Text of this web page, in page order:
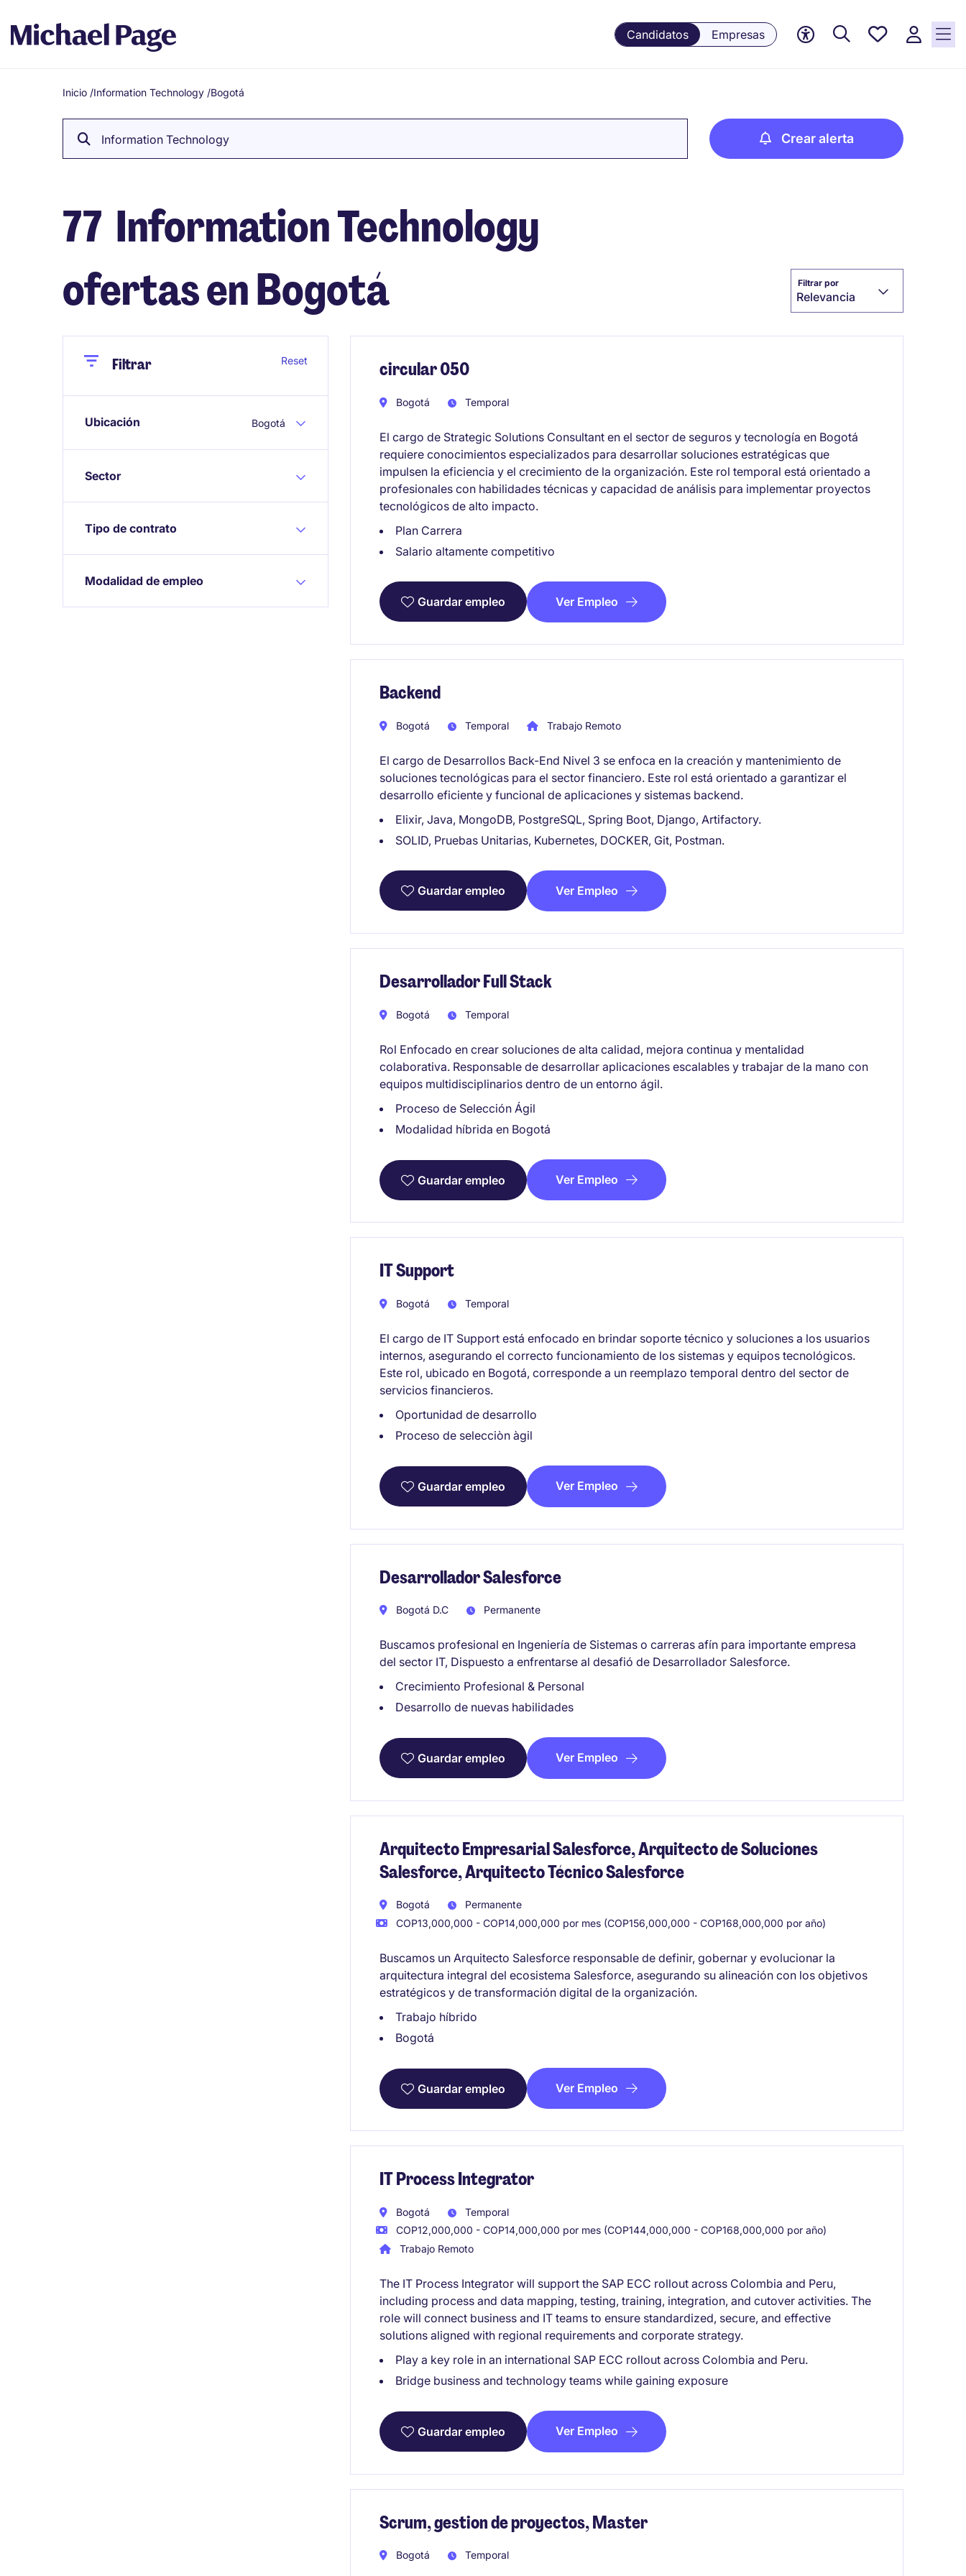
Candidatos Empresas
Empleos
Breadcrumb
Inicio /Information Technology /Bogotá
Information Technology Crear alerta
77 Information Technology
ofertas en Bogotá
Filtrar por
Relevancia
CloseFiltrar Reset
Ubicación Bogotá
Sector
Tipo de contrato
Modalidad de empleo
circular 050
Bogotá Temporal
El cargo de Strategic Solutions Consultant en el sector de seguros y tecnología en Bogotá
requiere conocimientos especializados para desarrollar soluciones estratégicas que
impulsen la eficiencia y el crecimiento de la organización. Este rol temporal está orientado a
profesionales con habilidades técnicas y capacidad de análisis para implementar proyectos
tecnológicos de alto impacto.
Plan Carrera
Salario altamente competitivo
Guardar empleo Ver Empleo
Backend
Bogotá Temporal Trabajo Remoto
El cargo de Desarrollos Back-End Nivel 3 se enfoca en la creación y mantenimiento de
soluciones tecnológicas para el sector financiero. Este rol está orientado a garantizar el
desarrollo eficiente y funcional de aplicaciones y sistemas backend.
Elixir, Java, MongoDB, PostgreSQL, Spring Boot, Django, Artifactory.
SOLID, Pruebas Unitarias, Kubernetes, DOCKER, Git, Postman.
Guardar empleo Ver Empleo
Desarrollador Full Stack
Bogotá Temporal
Rol Enfocado en crear soluciones de alta calidad, mejora continua y mentalidad
colaborativa. Responsable de desarrollar aplicaciones escalables y trabajar de la mano con
equipos multidisciplinarios dentro de un entorno ágil.
Proceso de Selección Ágil
Modalidad híbrida en Bogotá
Guardar empleo Ver Empleo
IT Support
Bogotá Temporal
El cargo de IT Support está enfocado en brindar soporte técnico y soluciones a los usuarios
internos, asegurando el correcto funcionamiento de los sistemas y equipos tecnológicos.
Este rol, ubicado en Bogotá, corresponde a un reemplazo temporal dentro del sector de
servicios financieros.
Oportunidad de desarrollo
Proceso de selecciòn àgil
Guardar empleo Ver Empleo
Desarrollador Salesforce
Bogotá D.C Permanente
Buscamos profesional en Ingeniería de Sistemas o carreras afín para importante empresa
del sector IT, Dispuesto a enfrentarse al desafió de Desarrollador Salesforce.
Crecimiento Profesional & Personal
Desarrollo de nuevas habilidades
Guardar empleo Ver Empleo
Arquitecto Empresarial Salesforce, Arquitecto de Soluciones
Salesforce, Arquitecto Técnico Salesforce
Bogotá
Permanente
COP13,000,000 - COP14,000,000 por mes (COP156,000,000 - COP168,000,000 por año)
Buscamos un Arquitecto Salesforce responsable de definir, gobernar y evolucionar la
arquitectura integral del ecosistema Salesforce, asegurando su alineación con los objetivos
estratégicos y de transformación digital de la organización.
Trabajo híbrido
Bogotá
Guardar empleo Ver Empleo
IT Process Integrator
Bogotá
Temporal
COP12,000,000 - COP14,000,000 por mes (COP144,000,000 - COP168,000,000 por año)
Trabajo Remoto
The IT Process Integrator will support the SAP ECC rollout across Colombia and Peru,
including process and data mapping, testing, training, integration, and cutover activities. The
role will connect business and IT teams to ensure standardized, secure, and effective
solutions aligned with regional requirements and corporate strategy.
Play a key role in an international SAP ECC rollout across Colombia and Peru.
Bridge business and technology teams while gaining exposure
Guardar empleo Ver Empleo
Scrum, gestion de proyectos, Master
Bogotá Temporal